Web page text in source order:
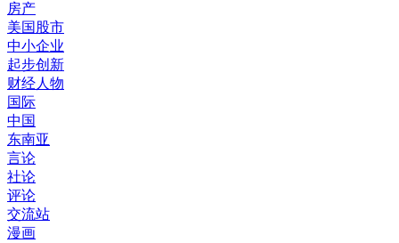
房产
美国股市
中小企业
起步创新
财经人物
国际
中国
东南亚
言论
社论
评论
交流站
漫画